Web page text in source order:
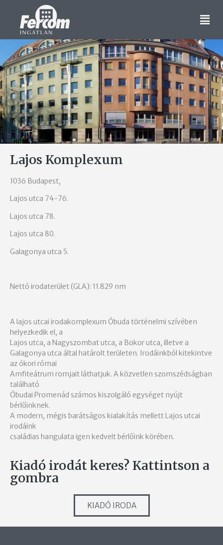
Lajos Komplexum
1036 Budapest,​
Lajos utca 74-76.
Lajos utca 78.
Lajos utca 80.
Galagonya utca 5.
Nettó irodaterület (GLA): 11.829 nm
A lajos utcai irodakomplexum Óbuda történelmi szívében
helyezkedik el, a
Lajos utca, a Nagyszombat utca, a Bokor utca, illetve a
Galagonya utca által határolt területen. Irodáinkból kitekintve
az ókori római
Amfiteátrum romjait láthatjuk. A közvetlen szomszédságban
található
Óbudai Promenád számos kiszolgáló egységet nyújt
bérlőinknek.
A modern, mégis barátságos kialakítás mellett Lajos utcai
irodáink
családias hangulata igen kedvelt bérlőink körében.
Kiadó irodát keres? Kattintson a
gombra
KIADÓ IRODA